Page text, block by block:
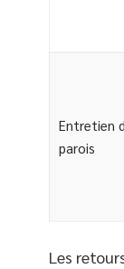
Entretien
parois
Les